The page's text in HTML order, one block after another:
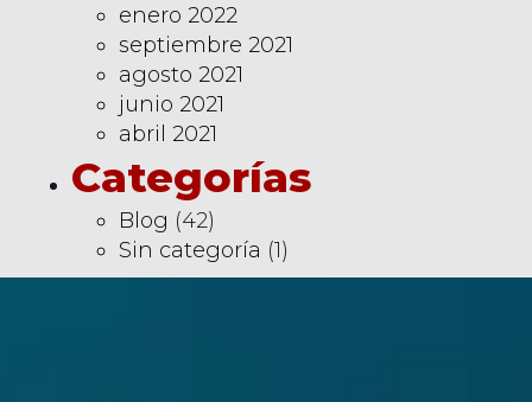
enero 2022
septiembre 2021
agosto 2021
junio 2021
abril 2021
Categorías
Blog (42)
Sin categoría (1)